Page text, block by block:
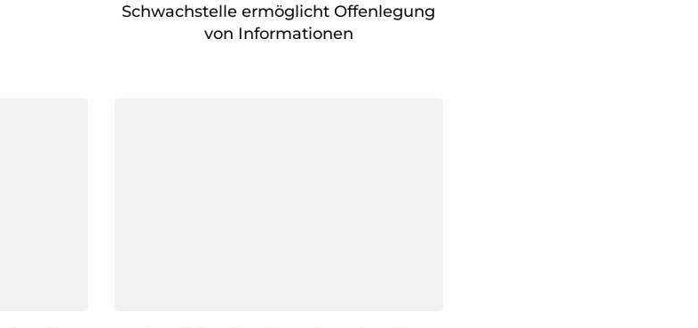
Schwachstelle ermöglicht Offenlegung
von Informationen